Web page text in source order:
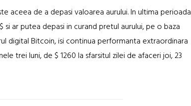
de a depasi valoarea aurului. In ultima perioada
ar putea depasi in curand pretul aurului, pe o baza
digital Bitcoin, isi continua performanta extraordinara
trei luni, de $ 1260 la sfarsitul zilei de afaceri joi, 23